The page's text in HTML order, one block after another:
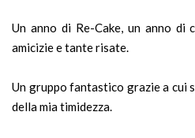
Un anno di Re-Cake, un anno di
amicizie e tante risate.
Un gruppo fantastico grazie a cui
della mia timidezza.